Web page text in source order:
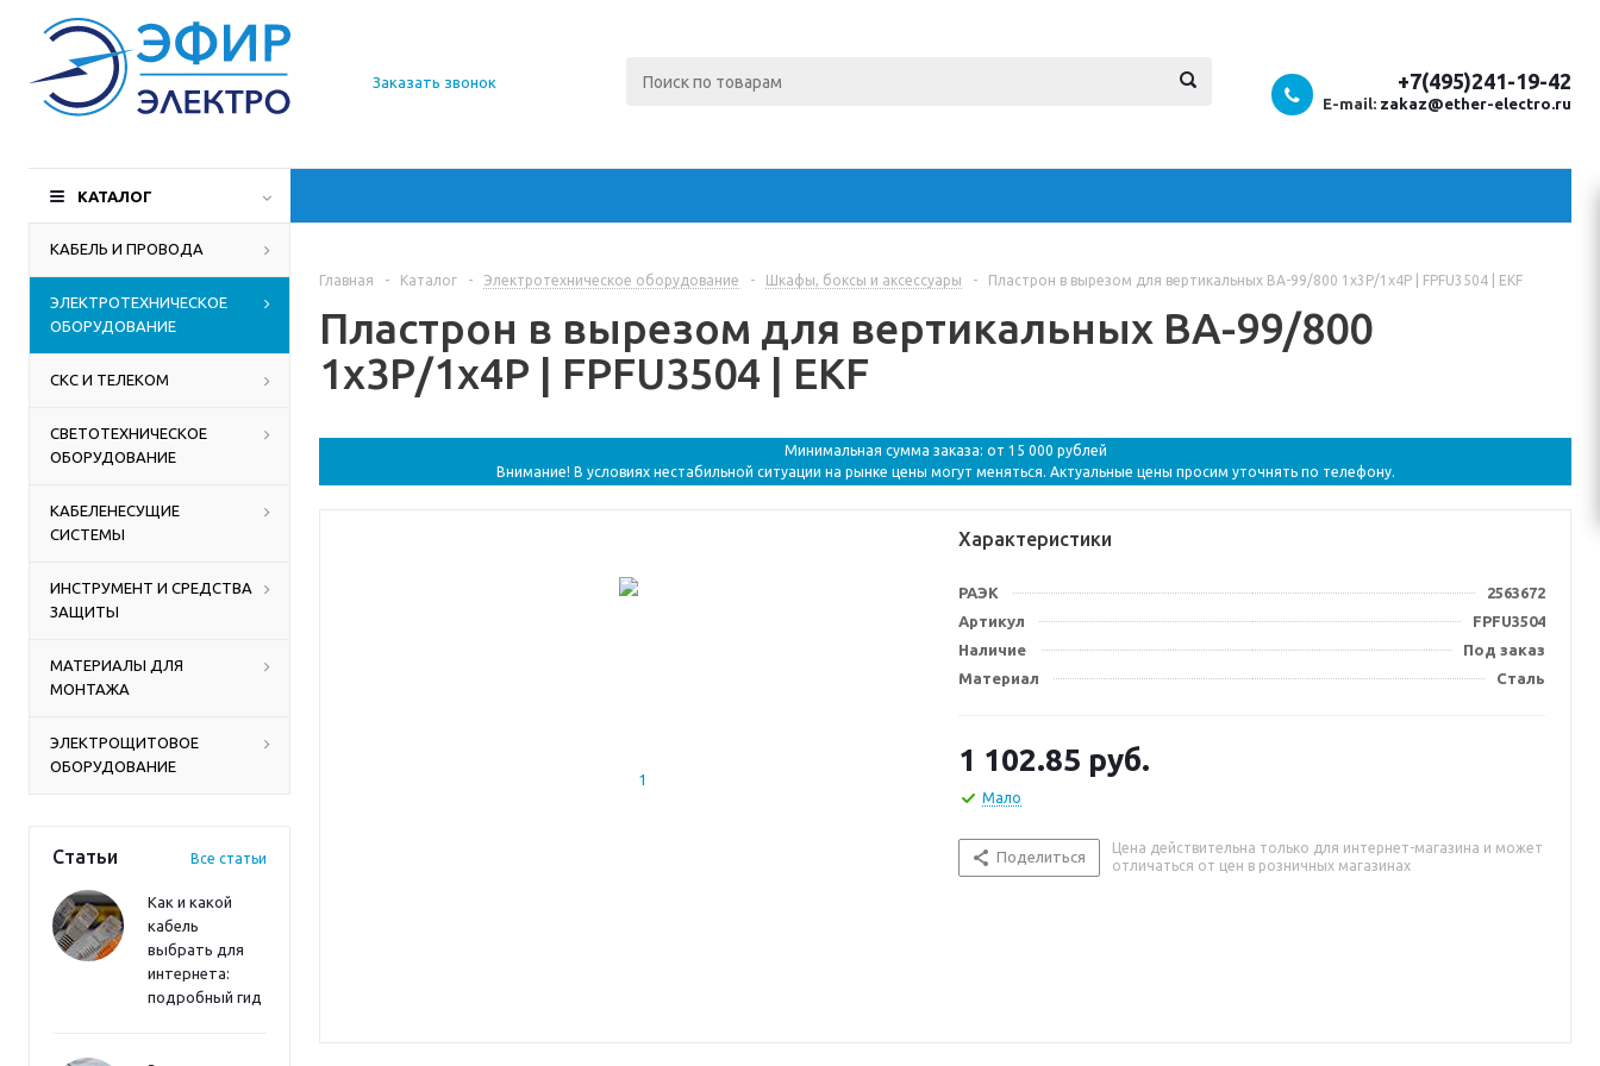
О компании
Доставка
Производители
Контакты
Заказать звонок +7(495)241-19-42
E-mail: zakaz@ether-electro.ru
КАТАЛОГ
КАБЕЛЬ И ПРОВОДА
ЭЛЕКТРОТЕХНИЧЕСКОЕ
ОБОРУДОВАНИЕ
СКС И ТЕЛЕКОМ
СВЕТОТЕХНИЧЕСКОЕ
ОБОРУДОВАНИЕ
КАБЕЛЕНЕСУЩИЕ
СИСТЕМЫ
ИНСТРУМЕНТ И СРЕДСТВА
ЗАЩИТЫ
МАТЕРИАЛЫ ДЛЯ
МОНТАЖА
ЭЛЕКТРОЩИТОВОЕ
ОБОРУДОВАНИЕ
Статьи Все статьи
Как и какой
кабель
выбрать для
интернета:
подробный гид
Главная - Каталог - Электротехническое оборудование - Шкафы, боксы и аксессуары - Пластрон в вырезом для вертикальных ВА-99/800 1х3Р/1х4Р | FPFU3504 | EKF
Пластрон в вырезом для вертикальных ВА-99/800
1х3Р/1х4Р | FPFU3504 | EKF
Минимальная сумма заказа: от 15 000 рублей
Внимание! В условиях нестабильной ситуации на рынке цены могут меняться. Актуальные цены просим уточнять по телефону.
Характеристики
РАЭК
2563672
Артикул
FPFU3504
Наличие
Под заказ
Материал
Сталь
1 102.85 руб.
Мало
Поделиться
Цена действительна только для интернет-магазина и может
отличаться от цен в розничных магазинах